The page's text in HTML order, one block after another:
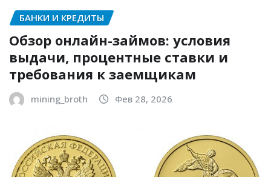
БАНКИ И КРЕДИТЫ
Обзор онлайн-займов: условия
выдачи, процентные ставки и
требования к заемщикам
mining_broth Фев 28, 2026